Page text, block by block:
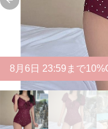
Previous slide
8 月 6 日 23:59まで